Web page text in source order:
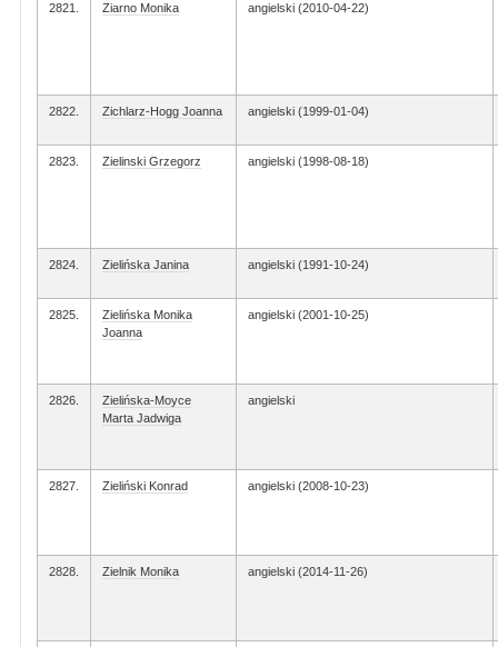
2821. Ziarno Monika angielski (2010-04-22)
2822. Zichlarz-Hogg Joanna angielski (1999-01-04)
2823. Zielinski Grzegorz angielski (1998-08-18)
2824. Zielińska Janina angielski (1991-10-24)
2825.
Zielińska Monika
Joanna
angielski (2001-10-25)
2826.
Zielińska-Moyce
Marta Jadwiga
angielski
2827. Zieliński Konrad angielski (2008-10-23)
2828. Zielnik Monika angielski (2014-11-26)